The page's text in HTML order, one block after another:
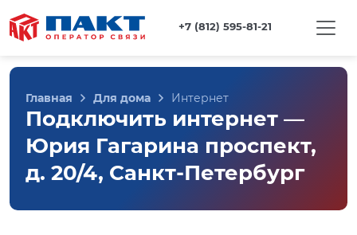
+7 (812) 595-81-21
Главная Для дома Интернет
Подключить интернет —
Юрия Гагарина проспект,
д. 20/4, Санкт-Петербург